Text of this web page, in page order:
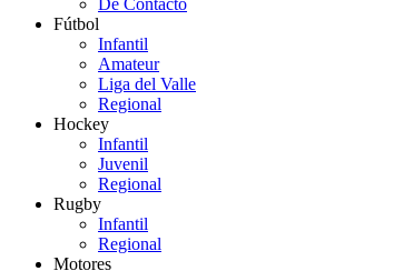
De Contacto
Fútbol
Infantil
Amateur
Liga del Valle
Regional
Hockey
Infantil
Juvenil
Regional
Rugby
Infantil
Regional
Motores